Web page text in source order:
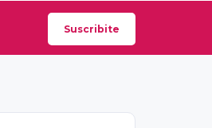
Suscribite